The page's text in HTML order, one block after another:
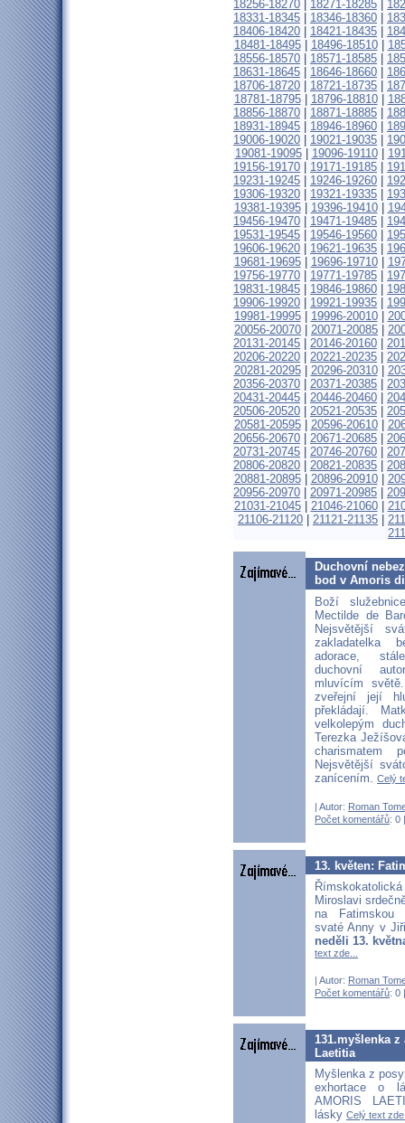
18256-18270 18271-18285
18331-18345
18346-18360
18406-18420
18421-18435
18481-18495| 18496-18510|
18556-18570
18571-18585
18631-18645
18646-18660
18706-18720
18721-18735
18781-18795| 18796-18810|
18856-18870
18871-18885
18931-18945
18946-18960
19006-19020
19021-19035
19081-19095| 19096-19110|
19156-19170
19171-19185
19231-19245
19246-19260
19306-19320
19321-19335
19381-19395| 19396-19410|
19456-19470
19471-19485
19531-19545
19546-19560
19606-19620
19621-19635
19681-19695| 19696-19710|
19756-19770
19771-19785
19831-19845
19846-19860
19906-19920
19921-19935
19981-19995| 19996-20010|
20056-20070
20071-20085
20131-20145
20146-20160
20206-20220
20221-20235
20281-20295| 20296-20310|
20356-20370
20371-20385
20431-20445
20446-20460
20506-20520
20521-20535
20581-20595| 20596-20610|
20656-20670
20671-20685
20731-20745
20746-20760
20806-20820
20821-20835
20881-20895| 20896-20910|
20956-20970
20971-20985
21031-21045| 21046-21060|
21106-21120
21121-21135
Duchovní
bod v Amoris
Boží
Mectilde de
Nejsvětější
zakladatelka
adorace,
duchovní
mluvícím
zveřejní její
překládají.
velkolepým
Terezka
charismatem
Nejsvětější
zanícením.
Celý
| Autor: Roman
Počet komentářů: 0
13. květen:
Miroslavi
na
svaté Anny v
neděli 13.
text zde...
| Autor: Roman
Počet komentářů: 0
131.myšlenka
Laetitia
Myšlenka z
exhortace o
AMORIS
lásky Celý text